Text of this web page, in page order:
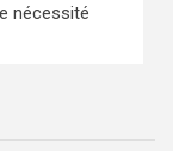
nécessité